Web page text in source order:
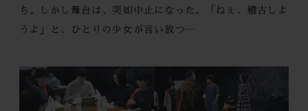
ち。 しかし舞台は、突如中止になった。 「ねぇ、稽古しよ
うよ」と、 ひとりの少女が言い放つ―